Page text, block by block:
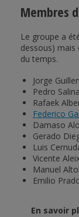
Membres
Le groupe a
dessous)
du temps.
Jorge Guillen
Pedro
Rafaek
Federico
Damaso
Gerado
Luis
Vicente
Manuel
Emilio
En savoir